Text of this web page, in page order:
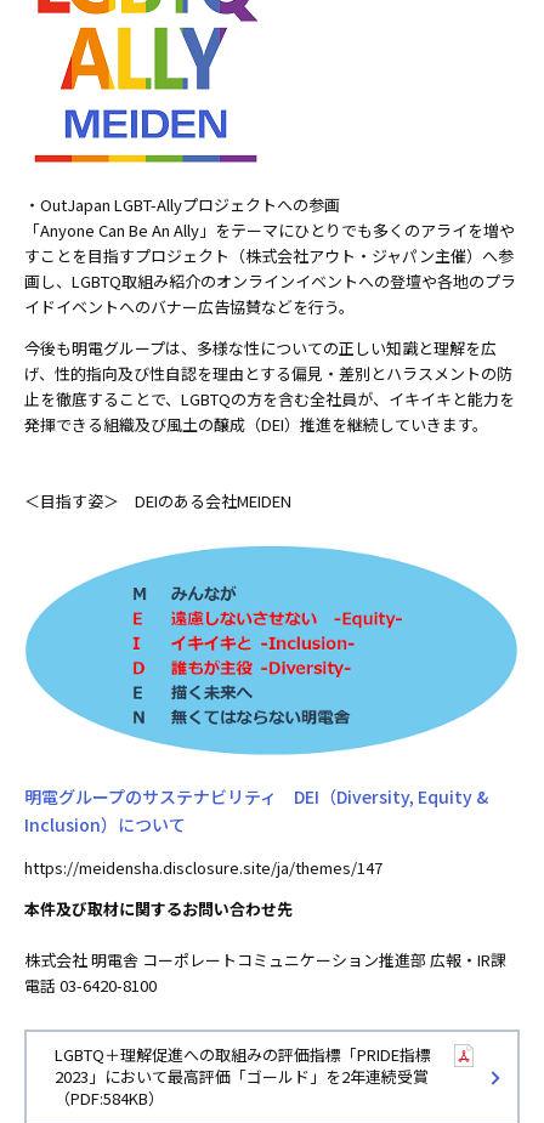
・OutJapan LGBT-Allyプロジェクトへの参画
「Anyone Can Be An Ally」をテーマにひとりでも多くのアライを増や
すことを目指すプロジェクト（株式会社アウト・ジャパン主催）へ参
画し、LGBTQ取組み紹介のオンラインイベントへの登壇や各地のプラ
イドイベントへのバナー広告協賛などを行う。
今後も明電グループは、多様な性についての正しい知識と理解を広
げ、性的指向及び性自認を理由とする偏見・差別とハラスメントの防
止を徹底することで、LGBTQの方を含む全社員が、イキイキと能力を
発揮できる組織及び風土の醸成（DEI）推進を継続していきます。
＜目指す姿＞ DEIのある会社MEIDEN
明電グループのサステナビリティ DEI（Diversity, Equity &
Inclusion）について
https://meidensha.disclosure.site/ja/themes/147
本件及び取材に関するお問い合わせ先
株式会社 明電舎 コーポレートコミュニケーション推進部 広報・IR課
電話 03-6420-8100
LGBTQ＋理解促進への取組みの評価指標「PRIDE指標
2023」において最高評価「ゴールド」を2年連続受賞
（PDF:584KB）